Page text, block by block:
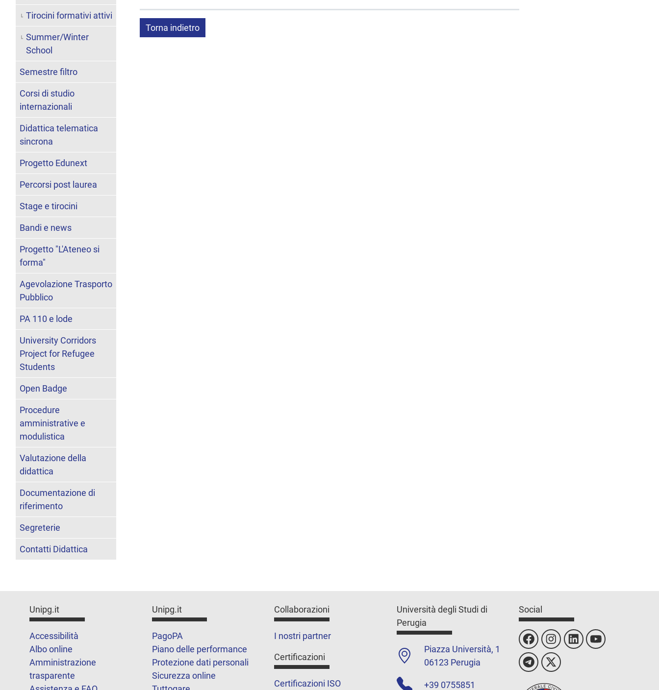
Torna indietro
Tirocini formativi attivi
Summer/Winter
School
Semestre filtro
Corsi di studio
internazionali
Didattica telematica
sincrona
Progetto Edunext
Percorsi post laurea
Stage e tirocini
Bandi e news
Progetto "L'Ateneo si
forma"
Agevolazione Trasporto
Pubblico
PA 110 e lode
University Corridors
Project for Refugee
Students
Open Badge
Procedure
amministrative e
modulistica
Valutazione della
didattica
Documentazione di
riferimento
Segreterie
Contatti Didattica
Unipg.it
Accessibilità
Albo online
Amministrazione
trasparente
Unipg.it
PagoPA
Piano delle performance
Protezione dati personali
Sicurezza online
Collaborazioni
I nostri partner
Certificazioni
Certificazioni ISO
Università degli Studi di
Perugia
Piazza Università, 1
06123 Perugia
+39 0755851
Social